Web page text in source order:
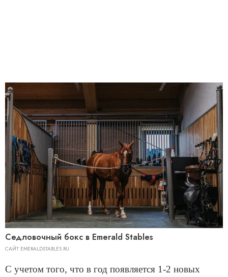
Седловочный бокс в Emerald Stables
САЙТ EMERALDSTABLES.RU
С учетом того, что в год появляется 1-2 новых